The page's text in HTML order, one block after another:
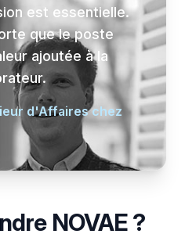
est essentielle.
que le poste
ajoutée à la
d'Affaires chez
NOVAE ?